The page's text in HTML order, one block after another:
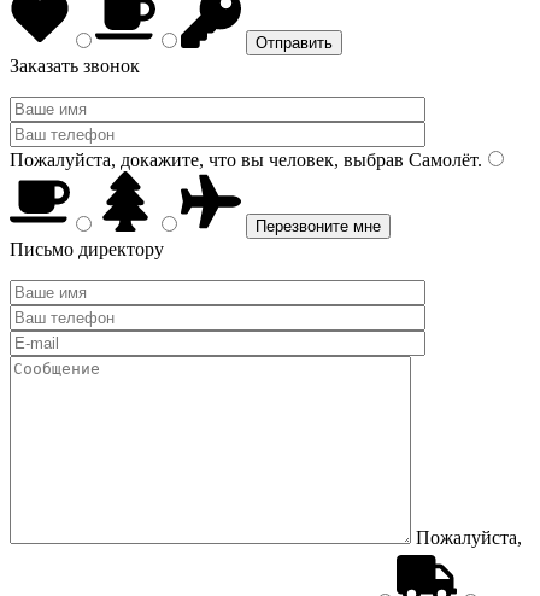
Заказать звонок
Пожалуйста, докажите, что вы человек, выбрав Самолёт.
Письмо директору
Пожалуйста,